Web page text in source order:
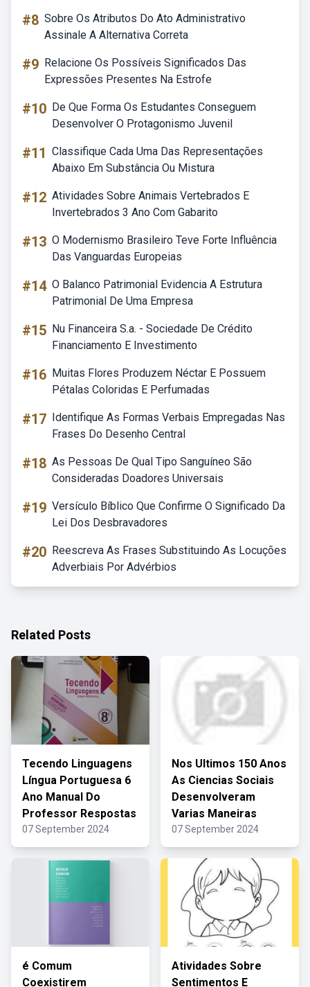
#8 Sobre Os Atributos Do Ato Administrativo
Assinale A Alternativa Correta
#9 Relacione Os Possíveis Significados Das
Expressões Presentes Na Estrofe
#10 De Que Forma Os Estudantes Conseguem
Desenvolver O Protagonismo Juvenil
#11 Classifique Cada Uma Das Representações
Abaixo Em Substância Ou Mistura
#12 Atividades Sobre Animais Vertebrados E
Invertebrados 3 Ano Com Gabarito
#13 O Modernismo Brasileiro Teve Forte Influência
Das Vanguardas Europeias
#14 O Balanco Patrimonial Evidencia A Estrutura
Patrimonial De Uma Empresa
#15 Nu Financeira S.a. - Sociedade De Crédito
Financiamento E Investimento
#16 Muitas Flores Produzem Néctar E Possuem
Pétalas Coloridas E Perfumadas
#17 Identifique As Formas Verbais Empregadas Nas
Frases Do Desenho Central
#18 As Pessoas De Qual Tipo Sanguíneo São
Consideradas Doadores Universais
#19 Versículo Bíblico Que Confirme O Significado Da
Lei Dos Desbravadores
#20 Reescreva As Frases Substituindo As Locuções
Adverbiais Por Advérbios
Related Posts
Tecendo Linguagens
Língua Portuguesa 6
Ano Manual Do
Professor Respostas
07 September 2024
Nos Ultimos 150 Anos
As Ciencias Sociais
Desenvolveram
Varias Maneiras
07 September 2024
é Comum
Coexistirem
Atividades Sobre
Sentimentos E